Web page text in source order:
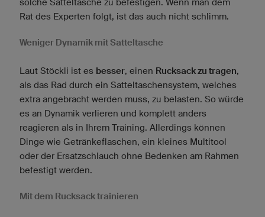
solche Satteltasche zu befestigen. Wenn man dem
Rat des Experten folgt, ist das auch nicht schlimm.
Weniger Dynamik mit Satteltasche
Laut Stöckli ist es besser, einen Rucksack zu tragen,
als das Rad durch ein Satteltaschensystem, welches
extra angebracht werden muss, zu belasten. So würde
es an Dynamik verlieren und komplett anders
reagieren als in Ihrem Training. Allerdings können
Dinge wie Getränkeflaschen, ein kleines Multitool
oder der Ersatzschlauch ohne Bedenken am Rahmen
befestigt werden.
Mit dem Rucksack trainieren